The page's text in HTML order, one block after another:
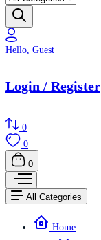
Hello, Guest
Login / Register
0
0
0
All Categories
Home